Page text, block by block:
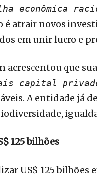
econômica
é atrair novos
em unir lucro e
acrescentou que
capital
A entidade já
125 bilhões
US$ 125 bilhões